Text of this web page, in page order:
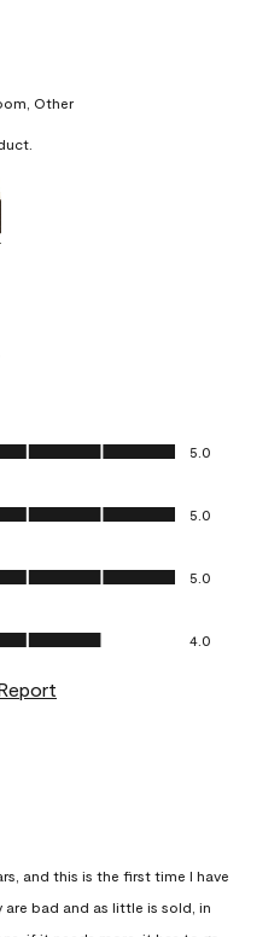
Other
5
5.0
5
5.0
5.0
5
4.0
and this is the first time I have
are bad and as little is sold, in